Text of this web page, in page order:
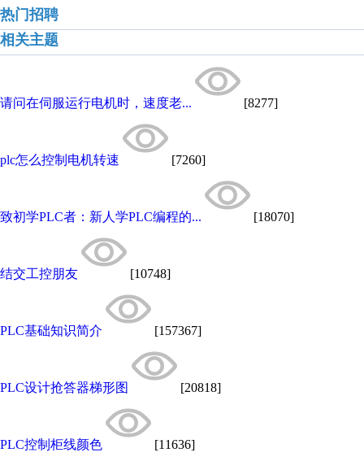
热门招聘
相关主题
请问在伺服运行电机时，速度老... [8277]
plc怎么控制电机转速 [7260]
致初学PLC者：新人学PLC编程的... [18070]
结交工控朋友 [10748]
PLC基础知识简介 [157367]
PLC设计抢答器梯形图 [20818]
PLC控制柜线颜色 [11636]